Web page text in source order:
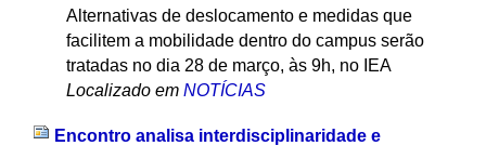
Alternativas de deslocamento e medidas que
facilitem a mobilidade dentro do campus serão
tratadas no dia 28 de março, às 9h, no IEA
Localizado em NOTÍCIAS
Encontro analisa interdisciplinaridade e